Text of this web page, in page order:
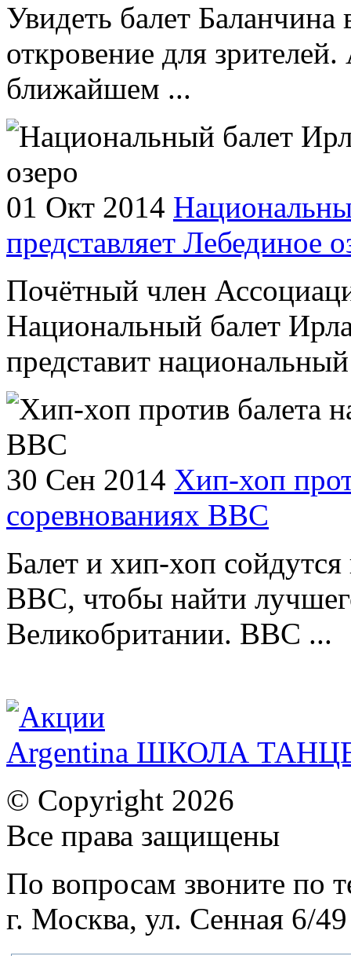
Увидеть балет
откровение для
ближайшем ...
01 Окт 2014
представляет Лебединое
Почётный член
Национальный балет
представит
30 Сен 2014 Хип-хоп
соревнованиях ВВС
Балет и хип-хоп сойдутся
BBC, чтобы найти
Великобритании. BBC ...
Argentina ШКОЛА
© Copyright 2026
Все права защищены
По вопросам звоните по
г. Москва, ул. Сенная 6/49